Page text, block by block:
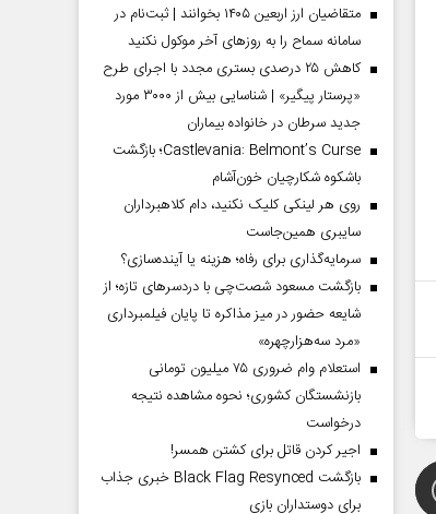
متقاضیان ارز اربعین ۱۴۰۵ بخوانند | ثبت‌نام در
سامانه سماح را به روز‌های آخر موکول نکنید
کاهش ۲۵ درصدی بستری مجدد با اجرای طرح
«پرستار پیگیر» | شناسایی بیش از ۳۰۰۰ مورد
جدید سرطان در خانواده بیماران
Castlevania: Belmont’s Curse؛ بازگشت
باشکوه شکارچیان خون‌آشام
روی هر لینکی کلیک نکنید، دام کلاهبرداران
سایبری همین‌جاست
سرمایه‌گذاری برای رفاه؛ هزینه یا آینده‌سازی؟
بازگشت مسعود شصت‌چی با دردسر‌های تازه؛ از
شایعه حضور در میز مذاکره تا پایان فیلمبرداری
«مرد سه‌هزارچهره»
استعلام وام ضروری ۷۵ میلیون تومانی
بازنشستگان کشوری؛ نحوه مشاهده نتیجه
درخواست
اجیر کردن قاتل برای کشتن همسر!
بازگشت Black Flag Resynced خبری جذاب
برای دوستداران بازی